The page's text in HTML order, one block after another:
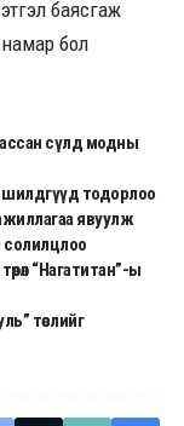
баясгаж
намар бол
сүлд модны
тодорлоо
явуулж
солилцлоо
“Нагатитан”-ы
төслийг